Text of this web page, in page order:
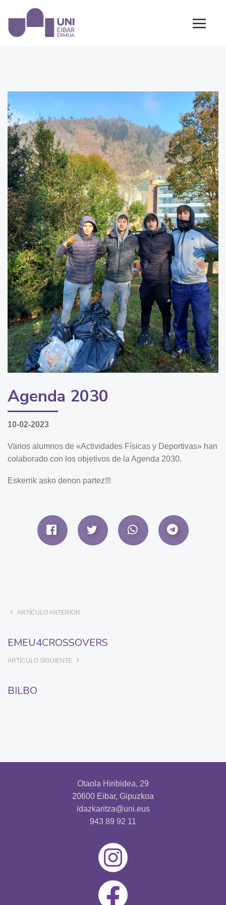
Agenda 2030
10-02-2023
Varios alumnos de «Actividades Físicas y Deportivas» han
colaborado con los objetivos de la Agenda 2030.
Eskerrik asko denon partez!!!
ARTÍCULO ANTERIOR
EMEU4CROSSOVERS
ARTÍCULO SIGUIENTE
BILBO
Otaola Hiribidea, 29
20600 Eibar, Gipuzkoa
idazkaritza@uni.eus
943 89 92 11